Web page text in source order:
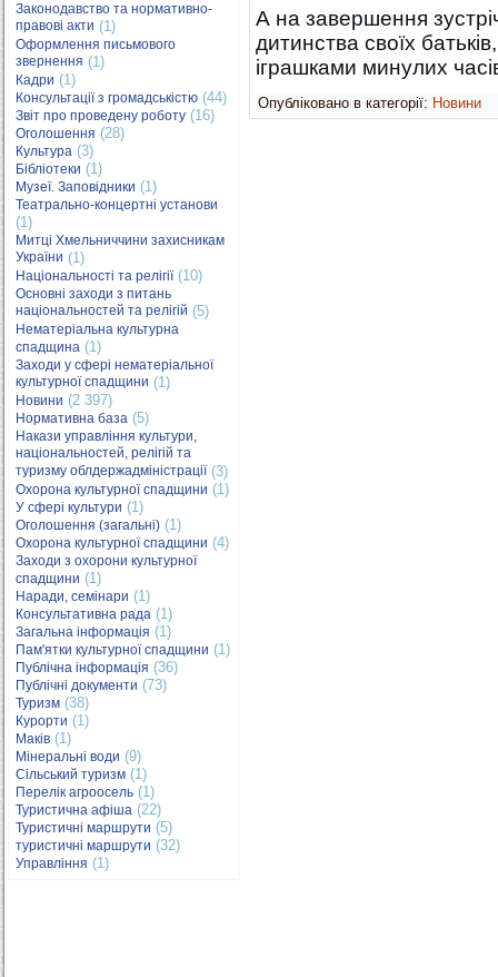
Законодавство та нормативно-
правові акти (1)
Оформлення письмового
звернення (1)
Кадри (1)
Консультації з громадськістю (44)
Звіт про проведену роботу (16)
Оголошення (28)
Культура (3)
Бібліотеки (1)
Музеї. Заповідники (1)
Театрально-концертні установи
(1)
Митці Хмельниччини захисникам
України (1)
Національності та релігії(10)
Основні заходи з питань
національностей та релігій (5)
Нематеріальна культурна
спадщина (1)
Заходи у сфері нематеріальної
культурної спадщини (1)
Новини (2 397)
Нормативна база (5)
Накази управління культури,
національностей, релігій та
туризму облдержадміністрації(3)
Охорона культурної спадщини (1)
У сфері культури (1)
Оголошення (загальні) (1)
Охорона культурної спадщини (4)
Заходи з охорони культурної
спадщини (1)
Наради, семінари (1)
Консультативна рада (1)
Загальна інформація (1)
Пам'ятки культурної спадщини (1)
Публічна інформація (36)
Публічні документи (73)
Туризм (38)
Курорти (1)
Маків (1)
Мінеральні води (9)
Сільський туризм (1)
Перелік агроосель (1)
Туристична афіша (22)
Туристичні маршрути (5)
туристичні маршрути (32)
Управління (1)
А на завершення
дитинства своїх
іграшками минулих
Опубліковано в категорії: Новини